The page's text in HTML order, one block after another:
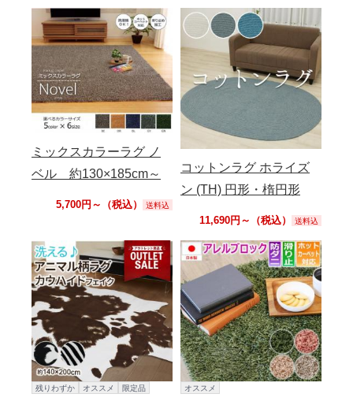
ミックスカラーラグ ノ
ベル 約130×185cm～
5,700円～（税込） 送料込
コットンラグ ホライズ
ン (TH) 円形・楕円形
11,690円～（税込） 送料込
残りわずか オススメ 限定品 オススメ